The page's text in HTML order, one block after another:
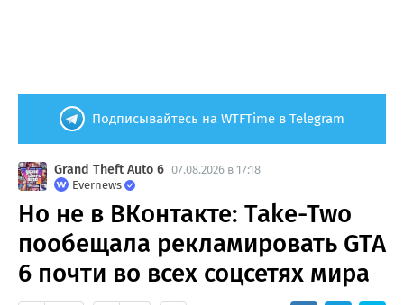
Подписывайтесь на WTFTime в Telegram
Grand Theft Auto 6 07.08.2026 в 17:18
Evernews
Но не в ВКонтакте: Take-Two
пообещала рекламировать GTA
6 почти во всех соцсетях мира